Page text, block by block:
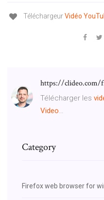
TéléchargeurVidéo
https://clideo.com/
Télécharger les
Video…
Category
Firefox web browser for